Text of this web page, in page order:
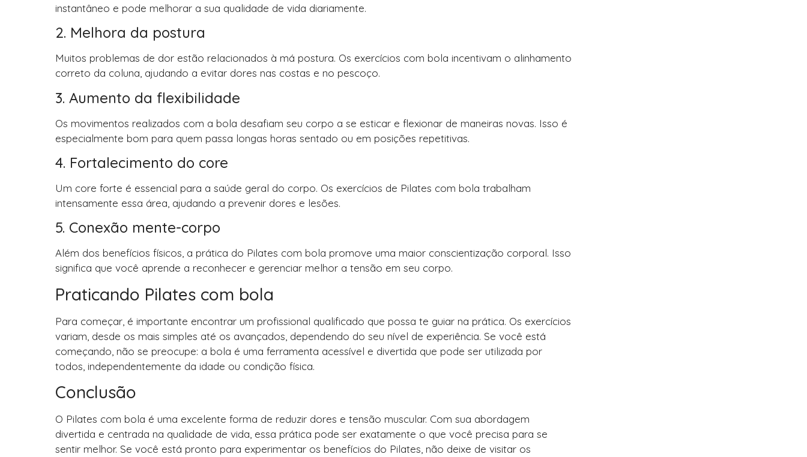
instantâneo e pode melhorar a sua qualidade de vida diariamente.
2. Melhora da postura
Muitos problemas de dor estão relacionados à má postura. Os exercícios com bola incentivam o alinhamento
correto da coluna, ajudando a evitar dores nas costas e no pescoço.
3. Aumento da flexibilidade
Os movimentos realizados com a bola desafiam seu corpo a se esticar e flexionar de maneiras novas. Isso é
especialmente bom para quem passa longas horas sentado ou em posições repetitivas.
4. Fortalecimento do core
Um core forte é essencial para a saúde geral do corpo. Os exercícios de Pilates com bola trabalham
intensamente essa área, ajudando a prevenir dores e lesões.
5. Conexão mente-corpo
Além dos benefícios físicos, a prática do Pilates com bola promove uma maior conscientização corporal. Isso
significa que você aprende a reconhecer e gerenciar melhor a tensão em seu corpo.
Praticando Pilates com bola
Para começar, é importante encontrar um profissional qualificado que possa te guiar na prática. Os exercícios
variam, desde os mais simples até os avançados, dependendo do seu nível de experiência. Se você está
começando, não se preocupe: a bola é uma ferramenta acessível e divertida que pode ser utilizada por
todos, independentemente da idade ou condição física.
Conclusão
O Pilates com bola é uma excelente forma de reduzir dores e tensão muscular. Com sua abordagem
divertida e centrada na qualidade de vida, essa prática pode ser exatamente o que você precisa para se
sentir melhor. Se você está pronto para experimentar os benefícios do Pilates, não deixe de visitar os